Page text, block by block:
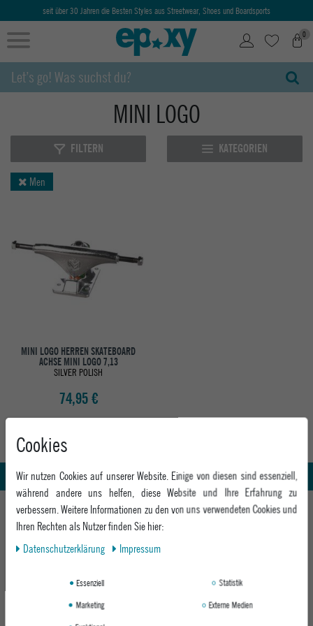
seit über 30 Jahren die Besten Styles aus Streetwear, Shoes und Boardsports
0
MINI LOGO
FILTERN KATEGORIEN
Men
MINI LOGO HERREN SKATEBOARD
ACHSE MINI LOGO 7,13
SILVER POLISH
74,95 €
Whatsapp Support
HILFE UND BERATUNG
Beratung
Zahlung & Versand
INFO & KONTAKT
Montag - Freitag: 8:00 - 18:00
Cookies
Wir nutzen Cookies auf unserer Website. Einige von diesen sind essenziell,
während andere uns helfen, diese Website und Ihre Erfahrung zu
verbessern. Weitere Informationen zu den von uns verwendeten Cookies und
Ihren Rechten als Nutzer finden Sie hier:
Daten­schutz­erklärung
Impressum
Essenziell
Statistik
Marketing
Externe Medien